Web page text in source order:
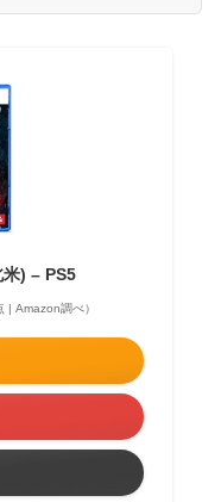
) – PS5
| Amazon調べ）